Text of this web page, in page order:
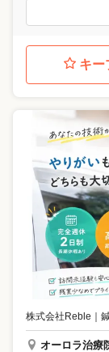
キー
株式会社Reble ｜
オーロラ治療